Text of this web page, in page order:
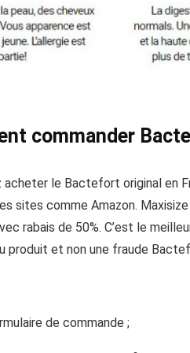
commander
acheter le Bactefort original en
sites comme Amazon.
rabais de 50%. C’est le
produit et non une fraude
de commande ;